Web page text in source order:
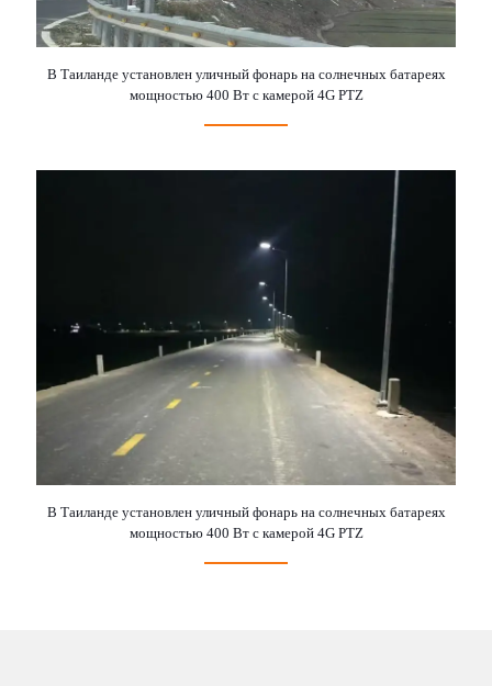
В Таиланде установлен уличный фонарь на солнечных батареях
мощностью 400 Вт с камерой 4G PTZ
В Таиланде установлен уличный фонарь на солнечных батареях
мощностью 400 Вт с камерой 4G PTZ